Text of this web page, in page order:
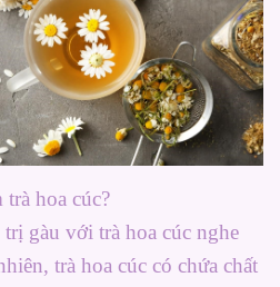
trà hoa cúc?
gàu với trà hoa cúc nghe
trà hoa cúc có chứa chất